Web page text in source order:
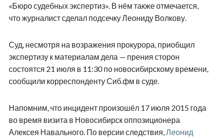
«Бюро судебных экспертиз». В нём также отмечается,
что журналист сделал подсечку Леониду Волкову.
Суд, несмотря на возражения прокурора, приобщил
экспертизу к материалам дела — прения сторон
состоятся 21 июля в 11:30 по новосибирскому времени,
сообщили корреспонденту Сиб.фм в суде.
Напомним, что инцидент произошёл 17 июля 2015 года
во время визита в Новосибирск оппозиционера
Алексея Навального. По версии следствия,Леонид